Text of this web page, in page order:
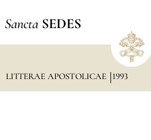
Sancta SEDES
LITTERAE APOSTOLICAE 1993